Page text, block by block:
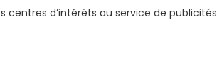
d’intérêts au service de publicités